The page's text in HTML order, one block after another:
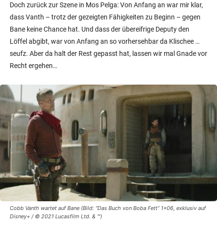
Doch zurück zur Szene in Mos Pelga: Von Anfang an war mir klar,
dass Vanth – trotz der gezeigten Fähigkeiten zu Beginn – gegen
Bane keine Chance hat. Und dass der übereifrige Deputy den
Löffel abgibt, war von Anfang an so vorhersehbar da Klischee …
seufz. Aber da halt der Rest gepasst hat, lassen wir mal Gnade vor
Recht ergehen…
Cobb Vanth wartet auf Bane (Bild: “Das Buch von Boba Fett” 1×06, exklusiv auf
Disney+ / © 2021 Lucasfilm Ltd. & ™)